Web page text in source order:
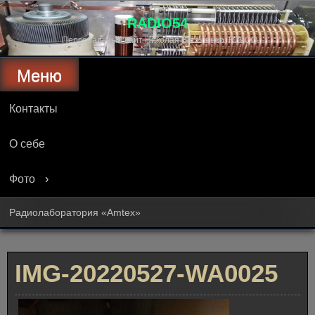
Перейти
к
содержимому
RADIO54
Персональный сайт Николая Василенко, RZ9OQ
Меню
Контакты
О себе
Фото
Радиолаборатория «Amtex»
IMG-20220527-WA0025